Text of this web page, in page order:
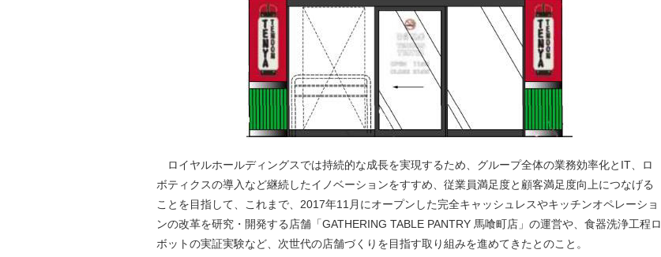
ロイヤルホールディングスでは持続的な成長を実現するため、グループ全体の業務効率化とIT、ロ
ボティクスの導入など継続したイノベーションをすすめ、従業員満足度と顧客満足度向上につなげる
ことを目指して、これまで、2017年11月にオープンした完全キャッシュレスやキッチンオペレーショ
ンの改革を研究・開発する店舗「GATHERING TABLE PANTRY 馬喰町店」の運営や、食器洗浄工程ロ
ボットの実証実験など、次世代の店舗づくりを目指す取り組みを進めてきたとのこと。